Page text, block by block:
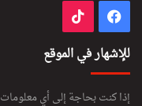
فيسبوك
للإشهار في الموقع
إذا كنت بحاجة إلى أي